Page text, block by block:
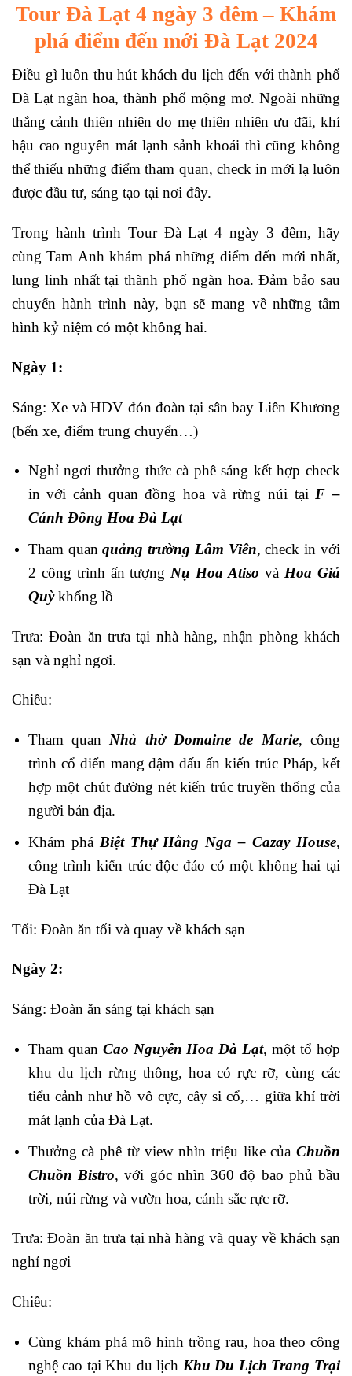
Tour Đà Lạt 4 ngày 3 đêm – Khám
phá điểm đến mới Đà Lạt 2024
Điều gì luôn thu hút khách du lịch đến với thành phố
Đà Lạt ngàn hoa, thành phố mộng mơ. Ngoài những
thắng cảnh thiên nhiên do mẹ thiên nhiên ưu đãi, khí
hậu cao nguyên mát lạnh sảnh khoái thì cũng không
thể thiếu những điểm tham quan, check in mới lạ luôn
được đầu tư, sáng tạo tại nơi đây.
Trong hành trình Tour Đà Lạt 4 ngày 3 đêm, hãy
cùng Tam Anh khám phá những điểm đến mới nhất,
lung linh nhất tại thành phố ngàn hoa. Đảm bảo sau
chuyến hành trình này, bạn sẽ mang về những tấm
hình kỷ niệm có một không hai.
Ngày 1:
Sáng: Xe và HDV đón đoàn tại sân bay Liên Khương
(bến xe, điểm trung chuyển…)
Nghỉ ngơi thưởng thức cà phê sáng kết hợp check
in với cảnh quan đồng hoa và rừng núi tạiF –
Cánh Đồng Hoa Đà Lạt
Tham quanquảng trường Lâm Viên, check in với
2 công trình ấn tượng Nụ Hoa Atiso và Hoa Giả
Quỳkhổng lồ
Trưa: Đoàn ăn trưa tại nhà hàng, nhận phòng khách
sạn và nghỉ ngơi.
Chiều:
Tham quanNhà thờ Domaine de Marie, công
trình cổ điển mang đậm dấu ấn kiến trúc Pháp, kết
hợp một chút đường nét kiến trúc truyền thống của
người bản địa.
Khám phá Biệt Thự Hằng Nga – Cazay House,
công trình kiến trúc độc đáo có một không hai tại
Đà Lạt
Tối: Đoàn ăn tối và quay về khách sạn
Ngày 2:
Sáng: Đoàn ăn sáng tại khách sạn
Tham quan Cao Nguyên Hoa Đà Lạt, một tổ hợp
khu du lịch rừng thông, hoa cỏ rực rỡ, cùng các
tiểu cảnh như hồ vô cực, cây si cổ,… giữa khí trời
mát lạnh của Đà Lạt.
Thưởng cà phê từ view nhìn triệu like của Chuồn
Chuồn Bistro, với góc nhìn 360 độ bao phủ bầu
trời, núi rừng và vườn hoa, cảnh sắc rực rỡ.
Trưa: Đoàn ăn trưa tại nhà hàng và quay về khách sạn
nghỉ ngơi
Chiều:
Cùng khám phá mô hình trồng rau, hoa theo công
nghệ cao tại Khu du lịch Khu Du Lịch Trang Trại